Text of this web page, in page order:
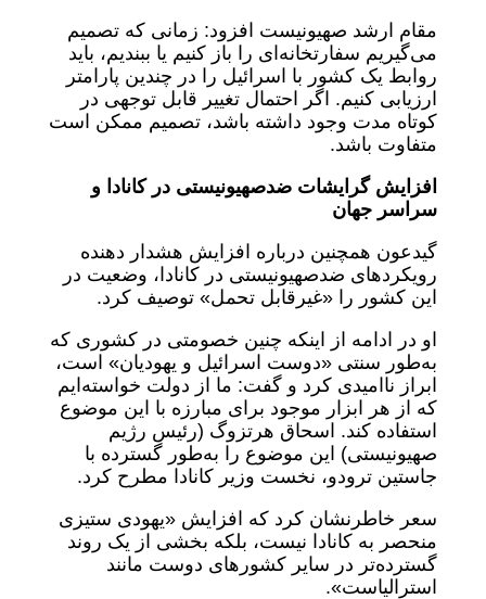
مقام ارشد صهیونیست افزود: زمانی که تصمیم
می‌گیریم سفارتخانه‌ای را باز کنیم یا ببندیم، باید
روابط یک کشور با اسرائیل را در چندین پارامتر
ارزیابی کنیم. اگر احتمال تغییر قابل توجهی در
کوتاه مدت وجود داشته باشد، تصمیم ممکن است
متفاوت باشد.
افزایش گرایشات ضدصهیونیستی در کانادا و
سراسر جهان
گیدعون همچنین درباره افزایش هشدار دهنده
رویکردهای ضدصهیونیستی در کانادا، وضعیت در
این کشور را «غیرقابل تحمل» توصیف کرد.
او در ادامه از اینکه چنین خصومتی در کشوری که
به‌طور سنتی «دوست اسرائیل و یهودیان» است،
ابراز ناامیدی کرد و گفت: ما از دولت خواسته‌ایم
که از هر ابزار موجود برای مبارزه با این موضوع
استفاده کند. اسحاق هرتزوگ (رئیس رژیم
صهیونیستی) این موضوع را به‌طور گسترده با
جاستین ترودو، نخست وزیر کانادا مطرح کرد.
سعر خاطرنشان کرد که افزایش «یهودی ستیزی
منحصر به کانادا نیست، بلکه بخشی از یک روند
گسترده‌تر در سایر کشورهای دوست مانند
استرالیاست».